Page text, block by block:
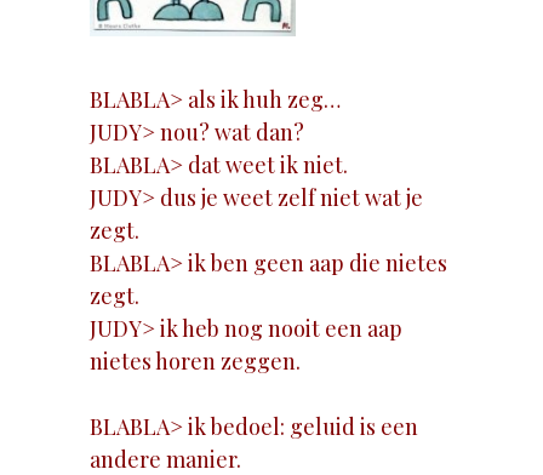
BLABLA> als ik huh zeg…
JUDY> nou? wat dan?
BLABLA> dat weet ik niet.
JUDY> dus je weet zelf niet wat je
zegt.
BLABLA> ik ben geen aap die nietes
zegt.
JUDY> ik heb nog nooit een aap
nietes horen zeggen.
BLABLA> ik bedoel: geluid is een
andere manier.